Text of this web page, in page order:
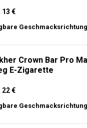
13 €
Crown Bar Pro
E-Zigarette
22 €